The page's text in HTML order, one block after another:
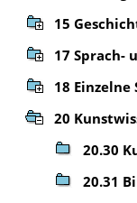
15
17 Sprach-
18
20
20.30
20.31